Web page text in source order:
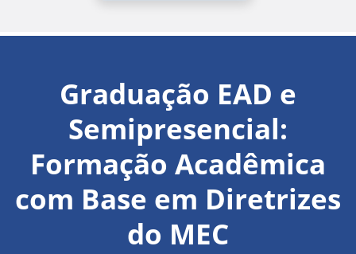
Graduação EAD e
Semipresencial:
Formação Acadêmica
com Base em Diretrizes
do MEC